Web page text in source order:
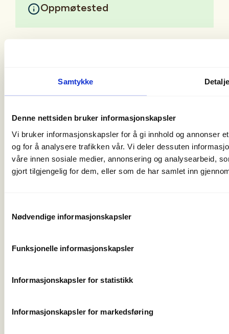
Samtykke
Denne nettsiden bruker informasjonskapsler
Vi bruker informasjonskapsler for å gi innhold og annonser
og for å analysere trafikken vår. Vi deler dessuten
våre innen sosiale medier, annonsering og analysearbeid,
gjort tilgjengelig for dem, eller som de har samlet inn
Nødvendige informasjonskapsler
Funksjonelle informasjonskapsler
Informasjonskapsler for statistikk
Informasjonskapsler for markedsføring
Oppmøtested
Christian Krohgs Gate 10
0186 Oslo
post@norskfriluftsliv.no
Organisasjonsnummer 971 262 834
Nyhetsbrev
Friluftlivets uke
Personvern og informasjonskapsler